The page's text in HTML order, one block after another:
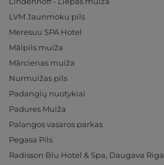
LVM Jaunmoku pils
Meresuu SPA Hotel
Mālpils muiža
Mārcienas muiža
Nurmuižas pils
Padangių nuotykiai
Padures Muiža
Palangos vasaros parkas
Pegasa Pils
Radisson Blu Hotel & Spa, Daugava Riga